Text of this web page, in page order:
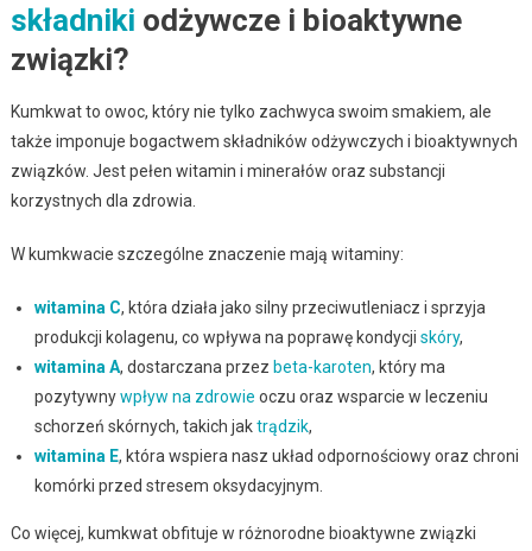
składniki odżywcze i bioaktywne
związki?
Kumkwat to owoc, który nie tylko zachwyca swoim smakiem, ale
także imponuje bogactwem składników odżywczych i bioaktywnych
związków. Jest pełen witamin i minerałów oraz substancji
korzystnych dla zdrowia.
W kumkwacie szczególne znaczenie mają witaminy:
witamina C, która działa jako silny przeciwutleniacz i sprzyja
produkcji kolagenu, co wpływa na poprawę kondycji skóry,
witamina A, dostarczana przez beta-karoten, który ma
pozytywnywpływ na zdrowie oczu oraz wsparcie w leczeniu
schorzeń skórnych, takich jaktrądzik,
witamina E, która wspiera nasz układ odpornościowy oraz chroni
komórki przed stresem oksydacyjnym.
Co więcej, kumkwat obfituje w różnorodne bioaktywne związki